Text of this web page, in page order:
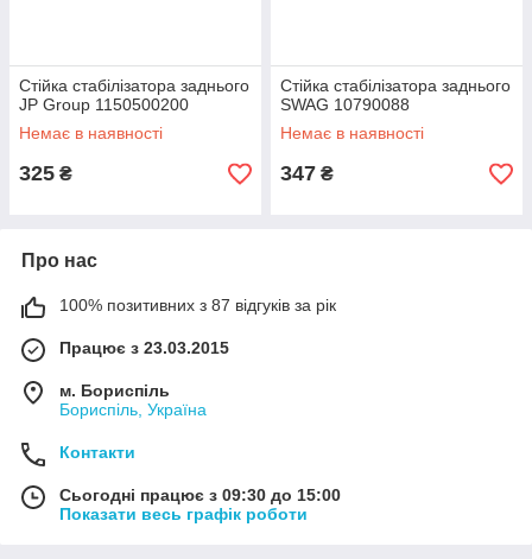
Стійка стабілізатора заднього
JP Group 1150500200
Немає в наявності
325 ₴
Стійка стабілізатора заднього
SWAG 10790088
Немає в наявності
347 ₴
Про нас
100% позитивних з 87 відгуків за рік
Працює з 23.03.2015
м. Бориспіль
Бориспіль, Україна
Контакти
Сьогодні працює з 09:30 до 15:00
Показати весь графік роботи